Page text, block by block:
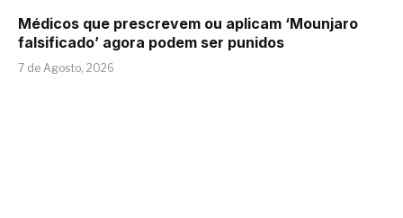
Médicos que prescrevem ou aplicam ‘Mounjaro
falsificado’ agora podem ser punidos
7 de Agosto, 2026